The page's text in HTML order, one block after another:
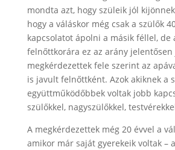
mondta azt, hogy szüleik jól
hogy a váláskor még csak a szülők
kapcsolatot ápolni a másik féllel, de
felnőttkorára ez az arány jelentősen
megkérdezettek fele szerint az
is javult felnőttként. Azok akiknek a
együttműködőbbek voltak jobb
szülőkkel, nagyszülőkkel,
A megkérdezettek még 20 évvel a
amikor már saját gyerekeik voltak –